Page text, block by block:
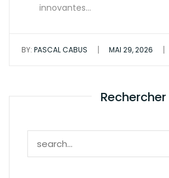
innovantes…
BY: PASCAL CABUS | MAI 29, 2026 |
Rechercher